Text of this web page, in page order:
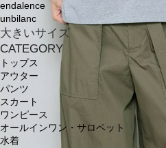
endalence
unbilanc
大きいサイズ
CATEGORY
トップス
アウター
パンツ
スカート
ワンピース
オールインワン・サロペット
水着